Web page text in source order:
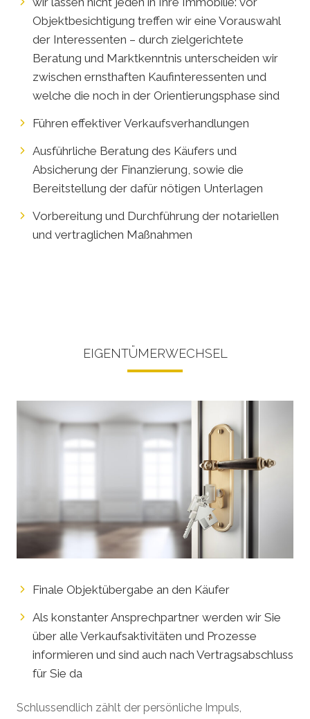
Objektbesichtigung treffen wir eine Vorauswahl
der Interessenten – durch zielgerichtete
Beratung und Marktkenntnis unterscheiden wir
zwischen ernsthaften Kaufinteressenten und
welche die noch in der Orientierungsphase sind
Führen effektiver Verkaufsverhandlungen
Ausführliche Beratung des Käufers und
Absicherung der Finanzierung, sowie die
Bereitstellung der dafür nötigen Unterlagen
Vorbereitung und Durchführung der notariellen
und vertraglichen Maßnahmen
EIGENTÜMERWECHSEL
Finale Objektübergabe an den Käufer
Als konstanter Ansprechpartner werden wir Sie
über alle Verkaufsaktivitäten und Prozesse
informieren und sind auch nach Vertragsabschluss
für Sie da
Schlussendlich zählt der persönliche Impuls,